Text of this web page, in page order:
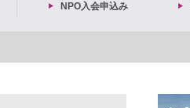
NPO入会申込み